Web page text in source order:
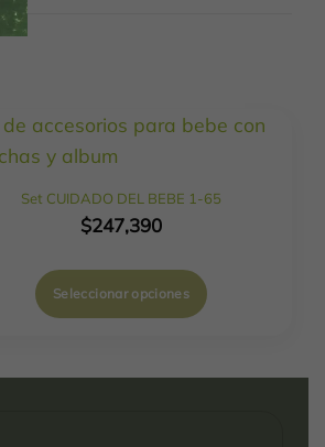
Set CUIDADO DEL BEBE 1-65
$247,390
Seleccionar opciones